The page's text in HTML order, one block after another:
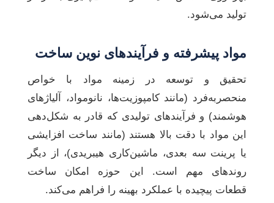
تولید می‌شود.
مواد پیشرفته و فرآیندهای نوین ساخت
تحقیق و توسعه در زمینه مواد با خواص
منحصربه‌فرد (مانند کامپوزیت‌ها، نانومواد، آلیاژهای
هوشمند) و فرآیندهای تولیدی که قادر به شکل‌دهی
این مواد با دقت بالا هستند (مانند ساخت افزایشی
یا پرینت سه بعدی، ماشین‌کاری هیبریدی)، از دیگر
روندهای مهم است. این حوزه امکان ساخت
قطعات پیچیده با عملکرد بهینه را فراهم می‌کند.